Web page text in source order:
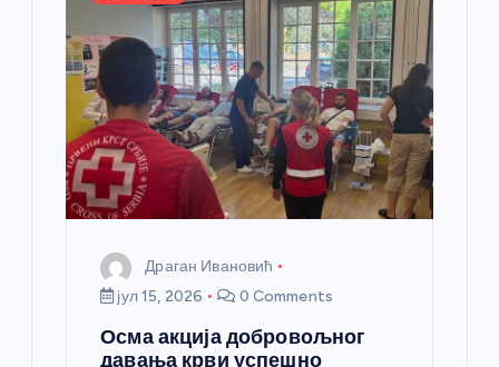
Драган Ивановић
јул 15, 2026
0 Comments
Осма акција добровољног
давања крви успешно